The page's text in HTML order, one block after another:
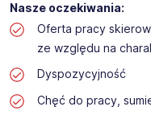
Nasze oczekiwania:
Oferta pracy
ze względu na
Dyspozycyjność
Chęć do pracy,